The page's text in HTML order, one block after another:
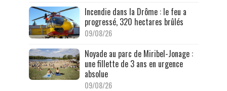
Incendie dans la Drôme : le feu a
progressé, 320 hectares brûlés
09/08/26
Noyade au parc de Miribel-Jonage :
une fillette de 3 ans en urgence
absolue
09/08/26